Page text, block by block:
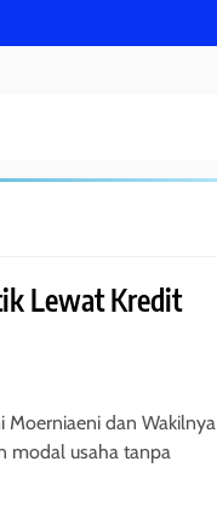
Lewat Kredit
Moerniaeni dan Wakilnya
modal usaha tanpa